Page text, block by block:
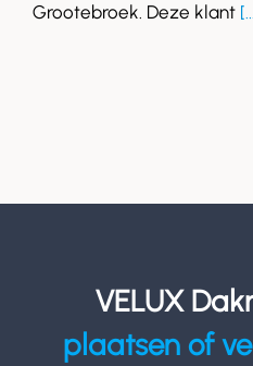
Grootebroek. Deze klant
VELUX
plaatsen of